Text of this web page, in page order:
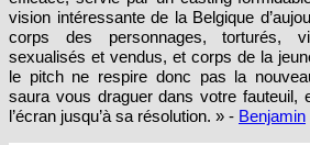
vision intéressante de la Belgique
corps des personnages, torturés,
sexualisés et vendus, et corps de la
le pitch ne respire donc pas la
saura vous draguer dans votre fauteuil,
l’écran jusqu’à sa résolution. » - Benjamin